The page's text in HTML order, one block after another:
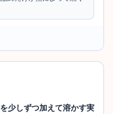
少しずつ加えて溶かす実